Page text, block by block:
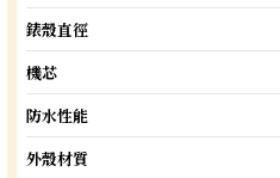
錶殼直徑
機芯
防水性能
外殼材質